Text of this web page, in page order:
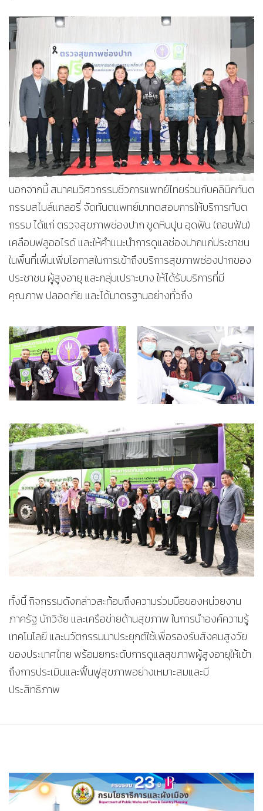
นอกจากนี้ สมาคมวิศวกรรมชีวการแพทย์ไทยร่วมกับคลินิกทันต
กรรมสไมล์แกลอรี่ จัดทันตแพทย์มาทดสอบการให้บริการทันต
กรรม ได้แก่ ตรวจสุขภาพช่องปาก ขูดหินปูน อุดฟัน (ถอนฟัน)
เคลือบฟลูออไรด์ และให้คำแนะนำการดูแลช่องปากแก่ประชาชน
ในพื้นที่เพิ่มเพิ่มโอกาสในการเข้าถึงบริการสุขภาพช่องปากของ
ประชาชน ผู้สูงอายุ และกลุ่มเปราะบาง ให้ได้รับบริการที่มี
คุณภาพ ปลอดภัย และได้มาตรฐานอย่างทั่วถึง
ทั้งนี้ กิจกรรมดังกล่าวสะท้อนถึงความร่วมมือของหน่วยงาน
ภาครัฐ นักวิจัย และเครือข่ายด้านสุขภาพ ในการนำองค์ความรู้
เทคโนโลยี และนวัตกรรมมาประยุกต์ใช้เพื่อรองรับสังคมสูงวัย
ของประเทศไทย พร้อมยกระดับการดูแลสุขภาพผู้สูงอายุให้เข้า
ถึงการประเมินและฟื้นฟูสุขภาพอย่างเหมาะสมและมี
ประสิทธิภาพ